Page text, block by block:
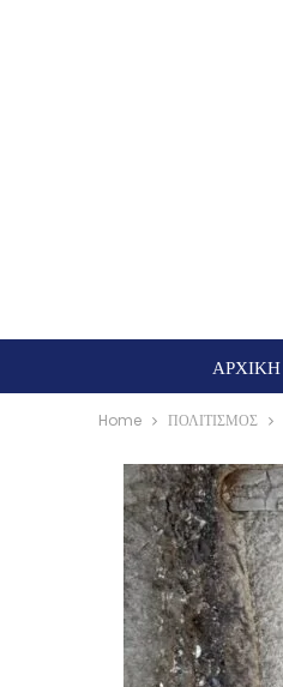
ΑΡΧΙΚΗ
Home ΠΟΛΙΤΙΣΜΟΣ